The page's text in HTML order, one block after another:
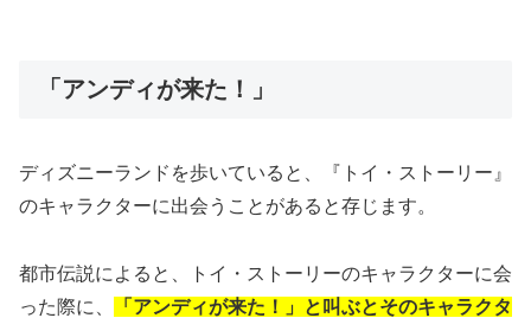
「アンディが来た！」
ディズニーランドを歩いていると、『トイ・ストーリー』
のキャラクターに出会うことがあると存じます。
都市伝説によると、トイ・ストーリーのキャラクターに会
った際に、
「アンディが来た！」と叫ぶとそのキャラクタ